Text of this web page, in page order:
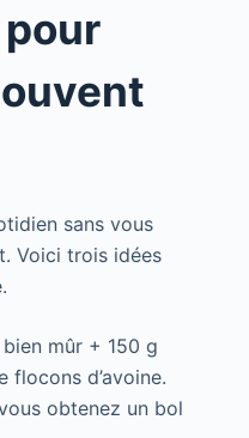
sans vous
Voici trois idées
bien mûr + 150 g
d’avoine.
obtenez un bol